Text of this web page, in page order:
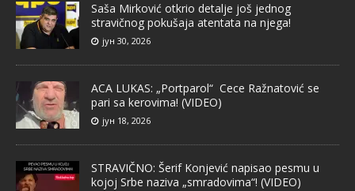
Saša Mirković otkrio detalje još jednog
stravičnog pokušaja atentata na njega!
јун 30, 2026
ACA LUKAS: „Portparol“ Cece Ražnatović se
pari sa kerovima! (VIDEO)
јун 18, 2026
STRAVIČNO: Šerif Konjević napisao pesmu u
kojoj Srbe naziva „smradovima“! (VIDEO)